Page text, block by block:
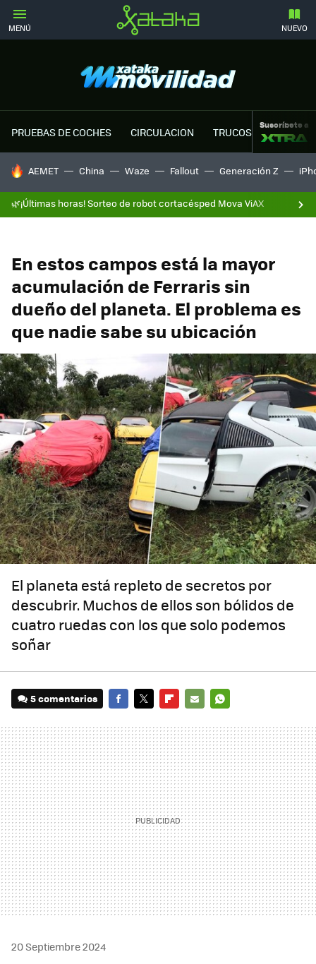
MENÚ NUEVO
PRUEBAS DE COCHES CIRCULACION TRUCOS MOTOR
Suscríbete a
HOY SE HABLA DE
AEMET China Waze Fallout Generación Z
🌿¡Últimas horas! Sorteo de robot cortacésped Mova ViAX
En estos campos está la mayor
acumulación de Ferraris sin
dueño del planeta. El problema es
que nadie sabe su ubicación
El planeta está repleto de secretos por
descubrir. Muchos de ellos son bólidos de
cuatro ruedas con los que solo podemos
soñar
5 comentarios
MAIL
20 Septiembre 2024